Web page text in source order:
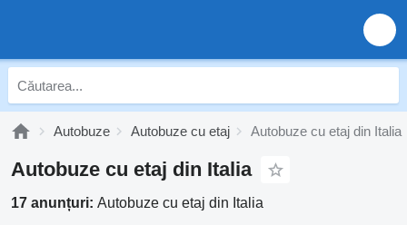
Autobuze Autobuze cu etaj Autobuze cu etaj din Italia
Autobuze cu etaj din Italia
17 anunțuri: Autobuze cu etaj din Italia